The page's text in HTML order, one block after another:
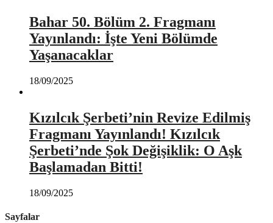
Bahar 50. Bölüm 2. Fragmanı
Yayınlandı: İşte Yeni Bölümde
Yaşanacaklar
18/09/2025
Kızılcık Şerbeti’nin Revize Edilmiş
Fragmanı Yayınlandı! Kızılcık
Şerbeti’nde Şok Değişiklik: O Aşk
Başlamadan Bitti!
18/09/2025
Sayfalar